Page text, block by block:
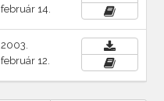
február 14.
2003.
február 12.